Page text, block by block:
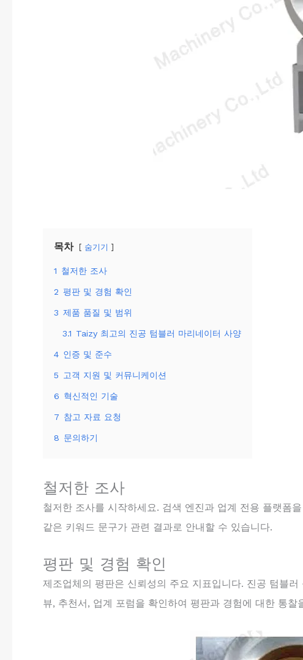
목차 숨기기
1 철저한 조사
2 평판 및 경험 확인
3 제품 품질 및 범위
3.1 Taizy 최고의 진공 텀블러 마리네이터 사양
4 인증 및 준수
5 고객 지원 및 커뮤니케이션
6 혁신적인 기술
7 참고 자료 요청
8 문의하기
철저한 조사
철저한 조사를 시작하세요. 검색 엔진과 업계 전용 플랫폼
같은 키워드 문구가 관련 결과로 안내할 수 있습니다.
평판 및 경험 확인
제조업체의 평판은 신뢰성의 주요 지표입니다. 진공 텀블
뷰, 추천서, 업계 포럼을 확인하여 평판과 경험에 대한 통찰